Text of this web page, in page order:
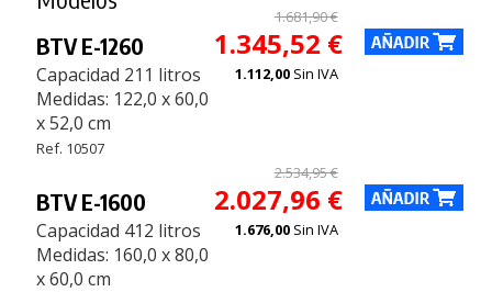
BTV E-1260
Capacidad 211 litros
Medidas: 122,0 x 60,0
x 52,0 cm
Ref. 10507
1.681,90 €
1.345,52 €
1.112,00 Sin IVA
BTV E-1600
Capacidad 412 litros
Medidas: 160,0 x 80,0
x 60,0 cm
2.534,95 €
2.027,96 €
1.676,00 Sin IVA